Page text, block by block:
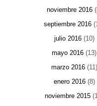
noviembre 2016
septiembre 2016
julio 2016(10)
mayo 2016 (13)
marzo 2016(11)
enero 2016(8)
noviembre 2015